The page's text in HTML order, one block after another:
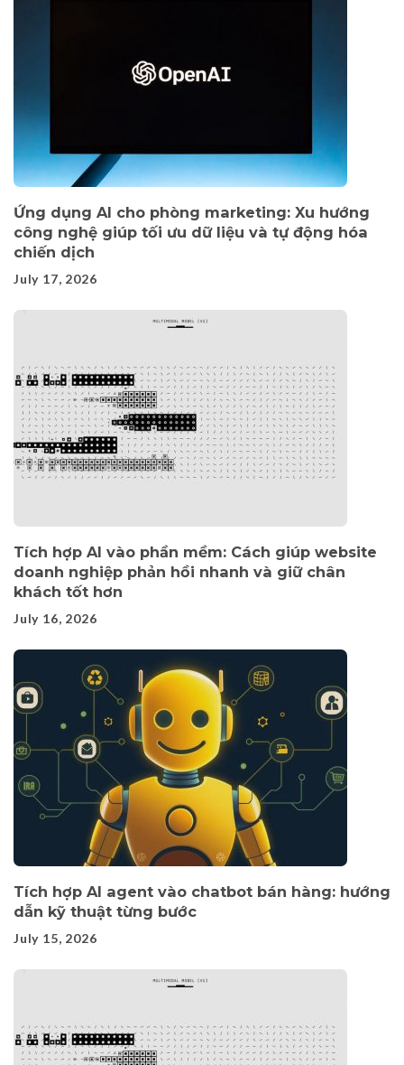
Ứng dụng AI cho phòng marketing: Xu hướng
công nghệ giúp tối ưu dữ liệu và tự động hóa
chiến dịch
July 17, 2026
Tích hợp AI vào phần mềm: Cách giúp website
doanh nghiệp phản hồi nhanh và giữ chân
khách tốt hơn
July 16, 2026
Tích hợp AI agent vào chatbot bán hàng: hướng
dẫn kỹ thuật từng bước
July 15, 2026